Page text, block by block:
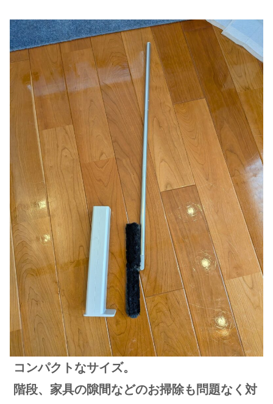
コンパクトなサイズ。
階段、家具の隙間などのお掃除も問題なく対